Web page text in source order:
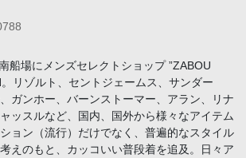
船場にメンズセレクトショップ ”ZABOU
。リゾルト、セントジェームス、サンダー
ガンホー、バーンストーマー、アラン、リナ
ッスルなど、国内、国外から様々なアイテム
ョン（流行）だけでなく、普遍的なスタイル
えのもと、カッコいい普段着を追及。日々ア